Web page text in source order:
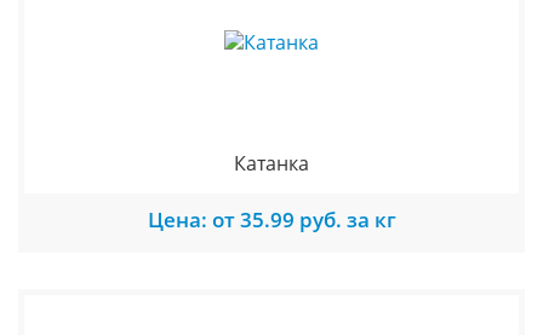
Катанка
Цена: от 35.99 руб. за кг